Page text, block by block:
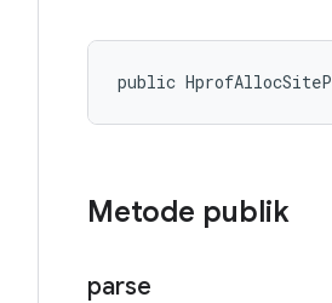
public
Metode publik
parse